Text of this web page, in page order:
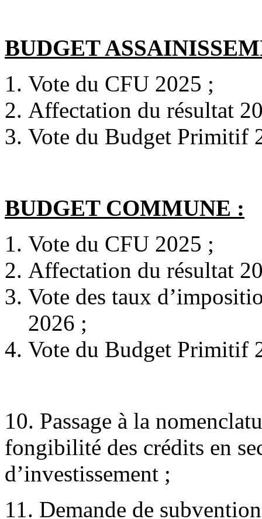
BUDGET
Vote du CFU 2025 ;
Affectation du résultat
Vote du Budget Primitif
BUDGET COMMUNE :
Vote du CFU 2025 ;
Affectation du résultat
Vote des taux
2026 ;
Vote du Budget Primitif
10. Passage à la
fongibilité des crédits en
d’investissement ;
11. Demande de